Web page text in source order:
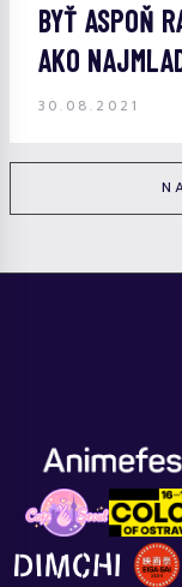
BYŤ ASPOŇ
AKO
30.08.2021